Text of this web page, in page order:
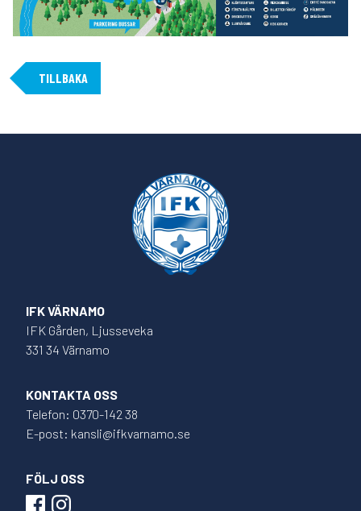
TILLBAKA
IFK VÄRNAMO
IFK Gården, Ljusseveka
331 34 Värnamo
KONTAKTA OSS
Telefon: 0370-142 38
E-post: kansli@ifkvarnamo.se
FÖLJ OSS